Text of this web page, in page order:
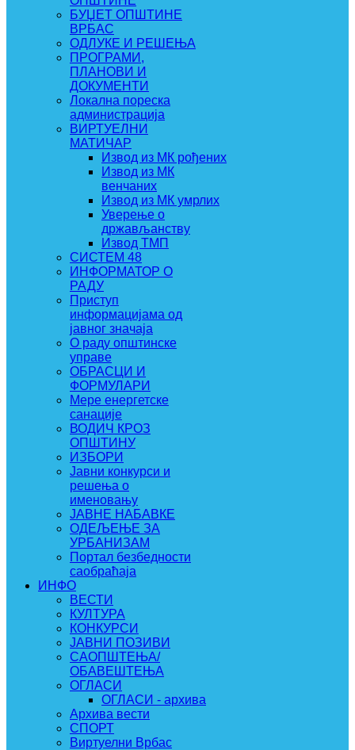
БУЏЕТ ОПШТИНЕ
ВРБАС
ОДЛУКЕ И РЕШЕЊА
ПРОГРАМИ,
ПЛАНОВИ И
ДОКУМЕНТИ
Локална пореска
администрација
ВИРТУЕЛНИ
МАТИЧАР
Извод из МК рођених
Извод из МК
венчаних
Извод из МК умрлих
Уверење о
држављанству
Извод ТМП
СИСТЕМ 48
ИНФОРМАТОР О
РАДУ
Приступ
информацијама од
јавног значаја
О раду општинске
управе
ОБРАСЦИ И
ФОРМУЛАРИ
Мере енергетске
санације
ВОДИЧ КРОЗ
ОПШТИНУ
ИЗБОРИ
Јавни конкурси и
решења о
именовању
ЈАВНЕ НАБАВКЕ
ОДЕЉЕЊЕ ЗА
УРБАНИЗАМ
Портал безбедности
саобраћаја
ИНФО
ВЕСТИ
КУЛТУРА
КОНКУРСИ
ЈАВНИ ПОЗИВИ
САОПШТЕЊА/
ОБАВЕШТЕЊА
ОГЛАСИ
ОГЛАСИ - архива
Архива вести
СПОРТ
Виртуелни Врбас